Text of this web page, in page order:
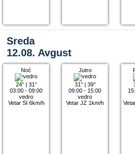
Sreda
12.08. Avgust
Noć
24°| 31°
03:00 - 09:00
vedro
Vetar SI 6km/h
Jutro
31°| 39°
09:00 - 15:00
vedro
Vetar JZ 1km/h